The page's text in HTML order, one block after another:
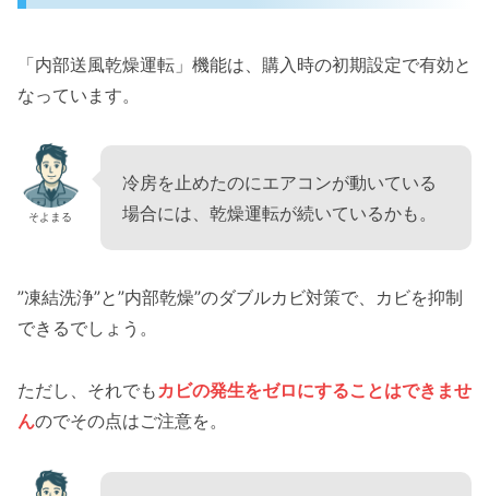
「内部送風乾燥運転」機能は、購入時の初期設定で有効と
なっています。
そよまる
冷房を止めたのにエアコンが動いている
場合には、乾燥運転が続いているかも。
”凍結洗浄”と”内部乾燥”のダブルカビ対策で、カビを抑制
できるでしょう。
ただし、それでも カビの発生をゼロにすることはできませ
んのでその点はご注意を。